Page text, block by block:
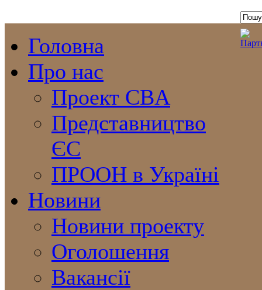
Головна
Про нас
Проект CBA
Представництво
ЄС
ПРООН в Україні
Новини
Новини проекту
Оголошення
Вакансії